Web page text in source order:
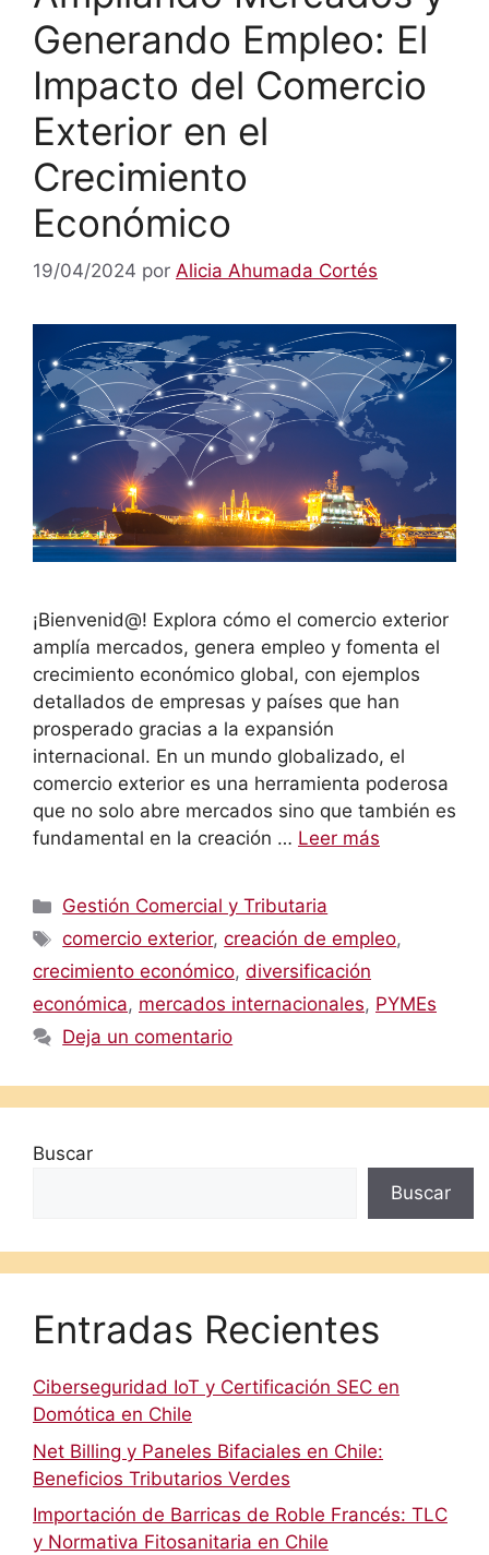
Generando Empleo: El
Impacto del Comercio
Exterior en el
Crecimiento
Económico
19/04/2024 por Alicia Ahumada Cortés
¡Bienvenid@! Explora cómo el comercio exterior
amplía mercados, genera empleo y fomenta el
crecimiento económico global, con ejemplos
detallados de empresas y países que han
prosperado gracias a la expansión
internacional. En un mundo globalizado, el
comercio exterior es una herramienta poderosa
que no solo abre mercados sino que también es
fundamental en la creación … Leer más
Categorías
Gestión Comercial y Tributaria
Etiquetas
comercio exterior,creación de empleo,
crecimiento económico, diversificación
económica, mercados internacionales, PYMEs
Deja un comentario
Buscar
Buscar
Entradas Recientes
Ciberseguridad IoT y Certificación SEC en
Domótica en Chile
Net Billing y Paneles Bifaciales en Chile:
Beneficios Tributarios Verdes
Importación de Barricas de Roble Francés: TLC
y Normativa Fitosanitaria en Chile